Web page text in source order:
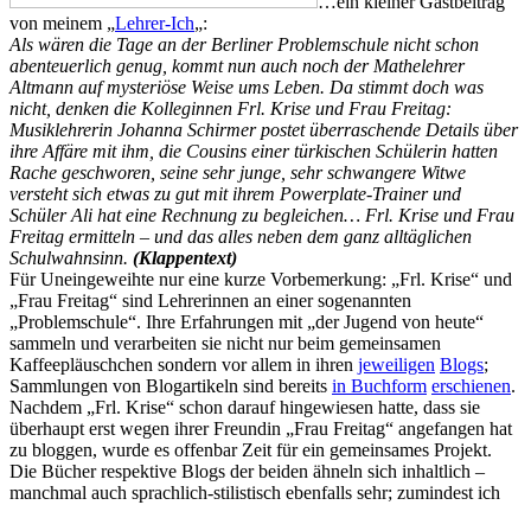
von meinem „Lehrer-Ich„:
Als wären die Tage an der Berliner Problemschule nicht schon
abenteuerlich genug, kommt nun auch noch der Mathelehrer
Altmann auf mysteriöse Weise ums Leben. Da stimmt doch was
nicht, denken die Kolleginnen Frl. Krise und Frau Freitag:
Musiklehrerin Johanna Schirmer postet überraschende Details über
ihre Affäre mit ihm, die Cousins einer türkischen Schülerin hatten
Rache geschworen, seine sehr junge, sehr schwangere Witwe
versteht sich etwas zu gut mit ihrem Powerplate-Trainer und
Schüler Ali hat eine Rechnung zu begleichen… Frl. Krise und Frau
Freitag ermitteln – und das alles neben dem ganz alltäglichen
Schulwahnsinn. (Klappentext)
Für Uneingeweihte nur eine kurze Vorbemerkung: „Frl. Krise“ und
„Frau Freitag“ sind Lehrerinnen an einer sogenannten
„Problemschule“. Ihre Erfahrungen mit „der Jugend von heute“
sammeln und verarbeiten sie nicht nur beim gemeinsamen
Kaffeepläuschchen sondern vor allem in ihren jeweiligen Blogs;
Sammlungen von Blogartikeln sind bereits in Buchform erschienen.
Nachdem „Frl. Krise“ schon darauf hingewiesen hatte, dass sie
überhaupt erst wegen ihrer Freundin „Frau Freitag“ angefangen hat
zu bloggen, wurde es offenbar Zeit für ein gemeinsames Projekt.
Die Bücher respektive Blogs der beiden ähneln sich inhaltlich –
manchmal auch sprachlich-stilistisch ebenfalls sehr; zumindest ich